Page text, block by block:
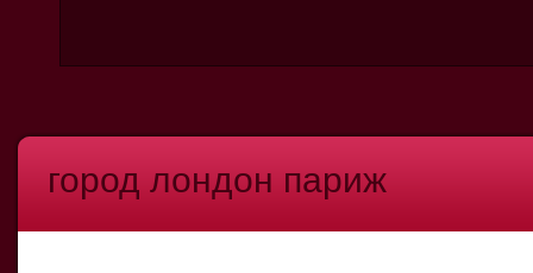
город лондон париж